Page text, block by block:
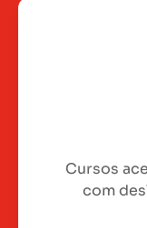
Cursos
com